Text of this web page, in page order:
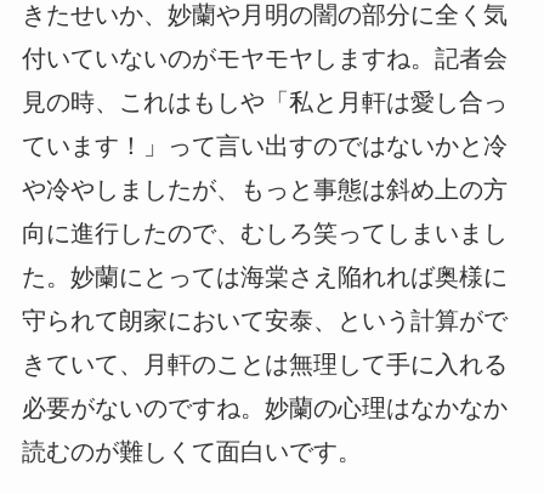
きたせいか、妙蘭や月明の闇の部分に全く気
付いていないのがモヤモヤしますね。記者会
見の時、これはもしや「私と月軒は愛し合っ
ています！」って言い出すのではないかと冷
や冷やしましたが、もっと事態は斜め上の方
向に進行したので、むしろ笑ってしまいまし
た。妙蘭にとっては海棠さえ陥れれば奥様に
守られて朗家において安泰、という計算がで
きていて、月軒のことは無理して手に入れる
必要がないのですね。妙蘭の心理はなかなか
読むのが難しくて面白いです。